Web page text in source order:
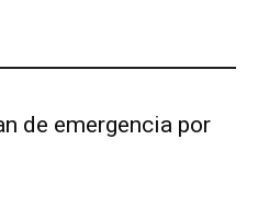
de emergencia por